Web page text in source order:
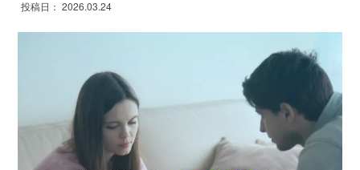
投稿日： 2026.03.24